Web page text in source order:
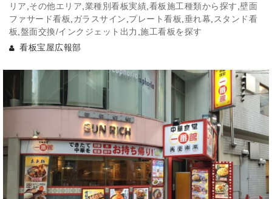
リア その他エリア 業種別看板実績 看板施工種類から探す ,壁面
ファサード看板 ガラスサイン プレート看板 垂れ幕 スタンド看
板 盤面交換/インクジェット出力 ,施工看板を探す
看板宝屋広報部